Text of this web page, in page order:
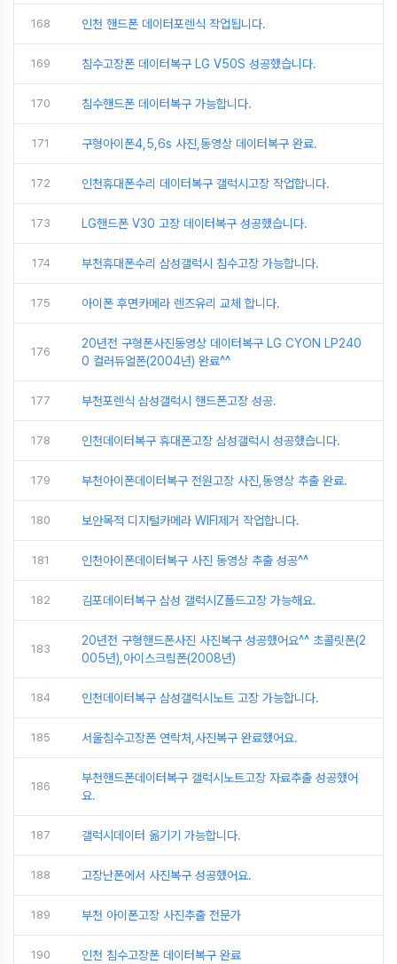
168 인천 핸드폰 데이터포렌식 작업됩니다.
169 침수고장폰 데이터복구 LG V50S 성공했습니다.
170 침수핸드폰 데이터복구 가능합니다.
171 구형아이폰4,5,6s 사진,동영상 데이터복구 완료.
172 인천휴대폰수리 데이터복구 갤럭시고장 작업합니다.
173 LG핸드폰 V30 고장 데이터복구 성공했습니다.
174 부천휴대폰수리 삼성갤럭시 침수고장 가능합니다.
175 아이폰 후면카메라 렌즈유리 교체 합니다.
176
20년전 구형폰사진동영상 데이터복구 LG CYON LP240
0 컬러듀얼폰(2004년) 완료^^
177 부천포렌식 삼성갤럭시 핸드폰고장 성공.
178 인천데이터복구 휴대폰고장 삼성갤럭시 성공했습니다.
179 부천아이폰데이터복구 전원고장 사진,동영상 추출 완료.
180 보안목적 디지털카메라 WIFI제거 작업합니다.
181 인천아이폰데이터복구 사진 동영상 추출 성공^^
182 김포데이터복구 삼성 갤럭시Z폴드고장 가능해요.
183
20년전 구형핸드폰사진 사진복구 성공했어요^^ 초콜릿폰(2
005년),아이스크림폰(2008년)
184 인천데이터복구 삼성갤럭시노트 고장 가능합니다.
185 서울침수고장폰 연락처,사진복구 완료했어요.
186
부천핸드폰데이터복구 갤럭시노트고장 자료추출 성공했어
요.
187 갤럭시데이터 옮기기 가능합니다.
188 고장난폰에서 사진복구 성공했어요.
189 부천 아이폰고장 사진추출 전문가
190 인천 침수고장폰 데이터복구 완료